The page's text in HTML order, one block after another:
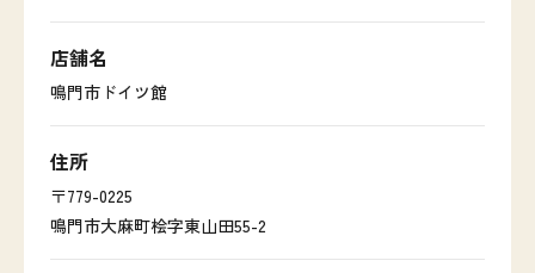
店舗名
鳴門市ドイツ館
住所
〒779-0225
鳴門市大麻町桧字東山田55-2